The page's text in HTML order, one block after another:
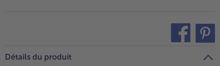
Détails du produit